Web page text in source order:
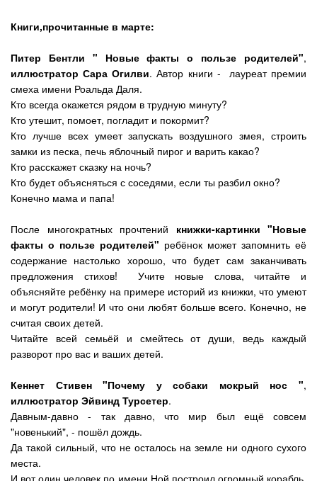
Книги,прочитанные в марте:
Питер Бентли " Новые факты о пользе родителей",
иллюстратор Сара Огилви. Автор книги - лауреат премии
смеха имени Роальда Даля.
Кто всегда окажется рядом в трудную минуту?
Кто утешит, помоет, погладит и покормит?
Кто лучше всех умеет запускать воздушного змея, строить
замки из песка, печь яблочный пирог и варить какао?
Кто расскажет сказку на ночь?
Кто будет объясняться с соседями, если ты разбил окно?
Конечно мама и папа!
После многократных прочтений книжки-картинки "Новые
факты о пользе родителей" ребёнок может запомнить её
содержание настолько хорошо, что будет сам заканчивать
предложения стихов! Учите новые слова, читайте и
объясняйте ребёнку на примере историй из книжки, что умеют
и могут родители! И что они любят больше всего. Конечно, не
считая своих детей.
Читайте всей семьёй и смейтесь от души, ведь каждый
разворот про вас и ваших детей.
Кеннет Стивен "Почему у собаки мокрый нос ",
иллюстратор Эйвинд Турсетер.
Давным-давно - так давно, что мир был ещё совсем
"новенький", - пошёл дождь.
Да такой сильный, что не осталось на земле ни одного сухого
места.
И вот один человек по имени Ной построил огромный корабль,